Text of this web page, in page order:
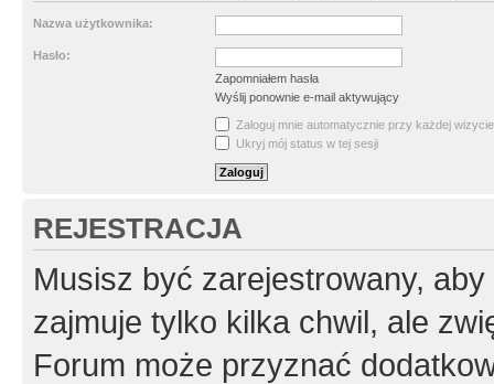
Nazwa użytkownika:
Hasło:
Zapomniałem hasła
Wyślij ponownie e-mail aktywujący
Zaloguj mnie automatycznie przy każdej wizycie
Ukryj mój status w tej sesji
REJESTRACJA
Musisz być zarejestrowany,
zajmuje tylko kilka chwil, ale
Forum może przyznać